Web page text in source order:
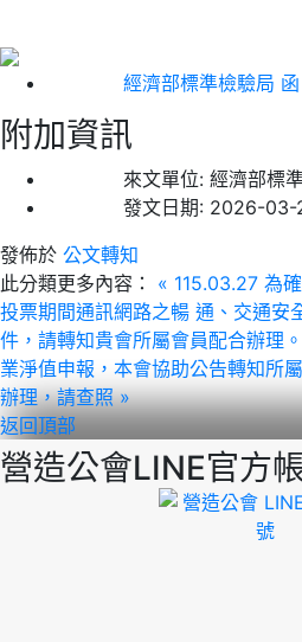
經濟部標準檢驗局 函
附加資訊
來文單位: 經濟部標
發文日期: 2026-03-
發佈於 公文轉知
此分類更多內容：
« 115.03.27 為
投票期間通訊網路之暢 通、交通安
件，請轉知貴會所屬會員配合辦理。
業淨值申報，本會協助公告轉知所
辦理，請查照 »
返回頂部
營造公會LINE官方